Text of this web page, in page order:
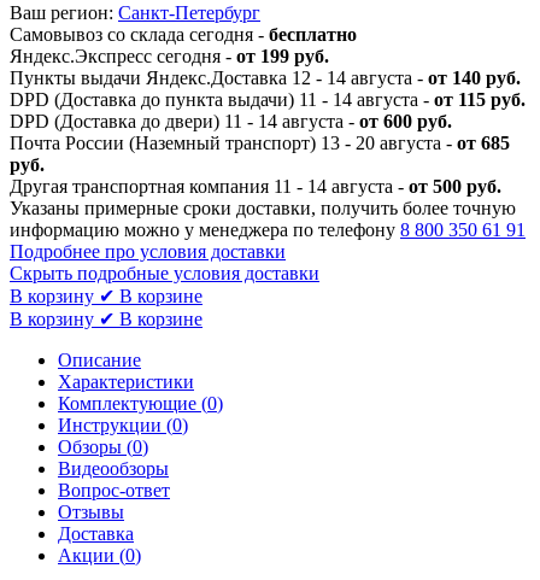
Ваш регион: Санкт-Петербург
Самовывоз со склада сегодня - бесплатно
Яндекс.Экспресс сегодня - от 199 руб.
Пункты выдачи Яндекс.Доставка 12 - 14 августа - от 140 руб.
DPD (Доставка до пункта выдачи) 11 - 14 августа - от 115 руб.
DPD (Доставка до двери) 11 - 14 августа - от 600 руб.
Почта России (Наземный транспорт) 13 - 20 августа - от 685
руб.
Другая транспортная компания 11 - 14 августа - от 500 руб.
Указаны примерные сроки доставки, получить более точную
информацию можно у менеджера по телефону 8 800 350 61 91
Подробнее про условия доставки
Скрыть подробные условия доставки
В корзину ✔ В корзине
В корзину ✔ В корзине
Описание
Характеристики
Комплектующие (0)
Инструкции (0)
Обзоры (0)
Видеообзоры
Вопрос-ответ
Отзывы
Доставка
Акции (0)